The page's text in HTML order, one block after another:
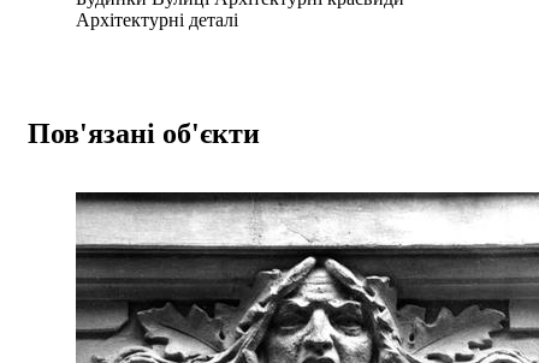
Архітектурні деталі
Пов'язані об'єкти